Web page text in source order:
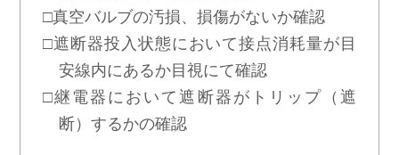
□真空バルブの汚損、損傷がないか確認
□遮断器投入状態において接点消耗量が目
安線内にあるか目視にて確認
□継電器において遮断器がトリップ（遮
断）するかの確認